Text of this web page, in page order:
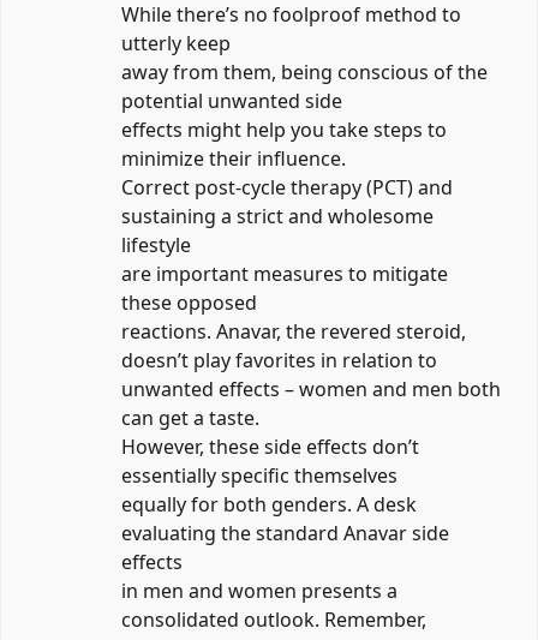
While there’s no foolproof method to
utterly keep
away from them, being conscious of the
potential unwanted side
effects might help you take steps to
minimize their influence.
Correct post-cycle therapy (PCT) and
sustaining a strict and wholesome
lifestyle
are important measures to mitigate
these opposed
reactions. Anavar, the revered steroid,
doesn’t play favorites in relation to
unwanted effects – women and men both
can get a taste.
However, these side effects don’t
essentially specific themselves
equally for both genders. A desk
evaluating the standard Anavar side
effects
in men and women presents a
consolidated outlook. Remember,